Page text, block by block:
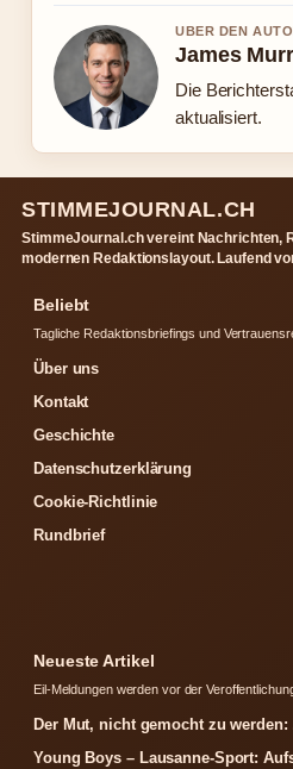
UBER DEN
James
Die
aktualisiert.
STIMMEJOURNAL.CH
StimmeJournal.ch vereint Nachrichten,
modernen Redaktionslayout. Laufend
Beliebt
Tagliche Redaktionsbriefings und
Über uns
Kontakt
Geschichte
Datenschutzerklärung
Cookie-Richtlinie
Rundbrief
Neueste Artikel
Eil-Meldungen werden vor der
Der Mut, nicht gemocht zu
Young Boys – Lausanne-Sport: